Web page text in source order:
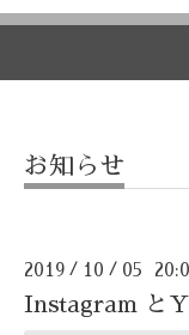
お知らせ
2019 / 10 / 05
Instagram と